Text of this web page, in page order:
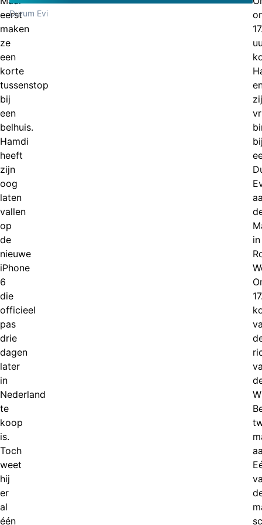
eerst
maken
ze
een
korte
tussenstop
bij
een
belhuis.
Hamdi
heeft
zijn
oog
laten
vallen
op
de
nieuwe
iPhone
6
die
officieel
pas
drie
dagen
later
in
Nederland
te
koop
is.
Toch
weet
hij
er
al
één
Durum Evi
in